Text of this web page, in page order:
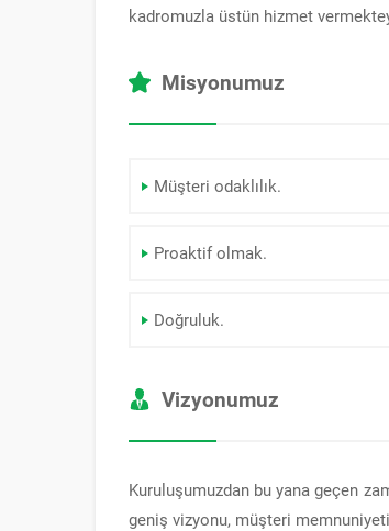
kadromuzla üstün hizmet
Misyonumuz
Müşteri odaklılık.
Proaktif olmak.
Doğruluk.
Vizyonumuz
Kuruluşumuzdan bu yana geçen
geniş vizyonu, müşteri